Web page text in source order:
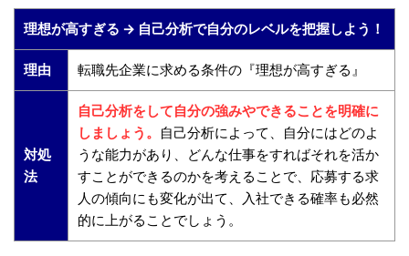
理想が高すぎる → 自己分析で自分のレベルを把握しよう！
理由 転職先企業に求める条件の『理想が高すぎる』
対処
法
自己分析をして自分の強みやできることを明確に
しましょう。
自己分析によって、自分にはどのよ
うな能力があり、どんな仕事をすればそれを活か
すことができるのかを考えることで、応募する求
人の傾向にも変化が出て、入社できる確率も必然
的に上がることでしょう。